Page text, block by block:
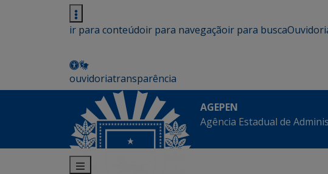
ir para conteúdoir para navegaçãoir para busca
ouvidoriatransparência
AGEPEN
Agência Estadual de